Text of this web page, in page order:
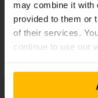
may combine it with
provided to them or
of their services.
continue to use our